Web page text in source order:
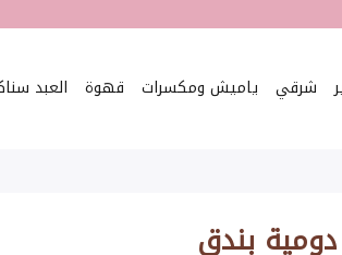
شرقي ياميش ومكسرات قهوة العبد
دومية بندق